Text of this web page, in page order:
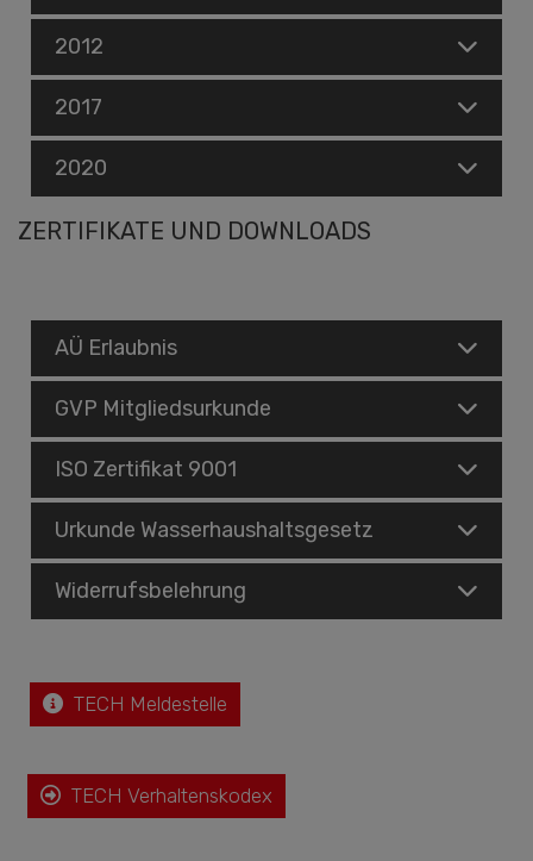
2012
2017
2020
ZERTIFIKATE UND DOWNLOADS
AÜ Erlaubnis
GVP Mitgliedsurkunde
ISO Zertifikat 9001
Urkunde Wasserhaushaltsgesetz
Widerrufsbelehrung
TECH Meldestelle
TECH Verhaltenskodex